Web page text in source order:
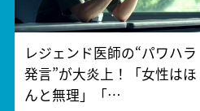
レジェンド医師の“パワハラ
発言”が大炎上！「女性はほ
んと無理」「…